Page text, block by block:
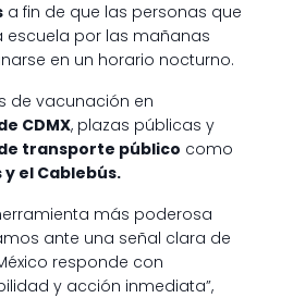
a fin de que las personas que
escuela por las mañanas
en un horario nocturno.
de vacunación en
CDMX, plazas públicas y
transporte público como
el Cablebús.
más poderosa
ante una señal clara de
responde con
y acción inmediata”,